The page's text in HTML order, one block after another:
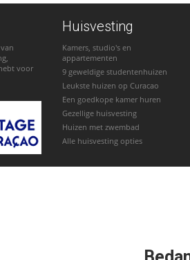
voor
Huisvesting
Kamers, studio's en
appartementen
9 geweldige studentenhuizen
Leukste huizen op Curacao
Een goedkope kamer huren
Gezellige huisvesting
Huizen met zwembad
Alle huisvesting opties